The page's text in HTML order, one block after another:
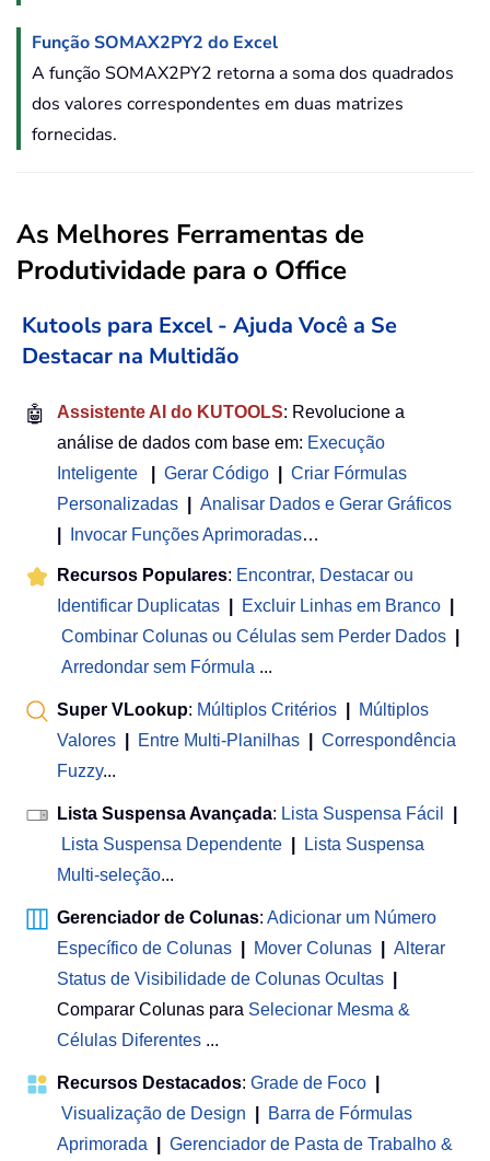
Função SOMAX2PY2 do Excel
A função SOMAX2PY2 retorna a soma dos quadrados
dos valores correspondentes em duas matrizes
fornecidas.
As Melhores Ferramentas de
Produtividade para o Office
Kutools para Excel - Ajuda Você a Se
Destacar na Multidão
🤖 Assistente AI do KUTOOLS: Revolucione a
análise de dados com base em: Execução
Inteligente
Gerar Código
Criar Fórmulas
Personalizadas
Analisar Dados e Gerar Gráficos
Invocar Funções Aprimoradas…
Recursos Populares: Encontrar, Destacar ou
Identificar Duplicatas
Excluir Linhas em Branco
Combinar Colunas ou Células sem Perder Dados
Arredondar sem Fórmula ...
Super VLookup: Múltiplos Critérios
Múltiplos
Valores
Entre Multi-Planilhas
Correspondência
Fuzzy...
Lista Suspensa Avançada: Lista Suspensa Fácil
Lista Suspensa Dependente
Lista Suspensa
Multi-seleção...
Gerenciador de Colunas: Adicionar um Número
Específico de Colunas
Mover Colunas
Alterar
Status de Visibilidade de Colunas Ocultas
Comparar Colunas para Selecionar Mesma &
Células Diferentes ...
Recursos Destacados: Grade de Foco
Visualização de Design
Barra de Fórmulas
Aprimorada
Gerenciador de Pasta de Trabalho &